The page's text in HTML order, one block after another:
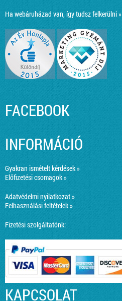
Ha webáruházad van, így tudsz felkerülni »
FACEBOOK
INFORMÁCIÓ
Gyakran ismételt kérdések »
Előfizetési csomagok »
Adatvédelmi nyilatkozat »
Felhasználási feltételek »
Fizetési szolgáltatónk:
KAPCSOLAT